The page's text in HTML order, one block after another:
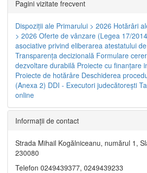
Pagini vizitate frecvent
Dispoziţii ale Primarului > 2026 Hotărâri
> 2026 Oferte de vânzare (Legea 17/
asociative privind eliberarea atestatului
Transparenţa decizională Formulare
dezvoltare durabilă Proiecte cu finanţare
Proiecte de hotărâre Deschiderea
(Anexa 2) DDI - Executori judecătorești
online
Informaţii de contact
Strada Mihail Kogălniceanu, numărul 1,
230080
Telefon 0249439377, 0249439233